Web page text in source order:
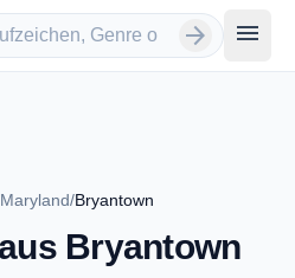
arrow_forward menu
Maryland/Bryantown
Bryantown